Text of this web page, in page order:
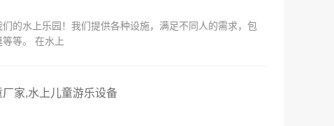
的水上乐园！我们提供各种设施，满足不同人的需求，包
等。 在水上
家,水上儿童游乐设备